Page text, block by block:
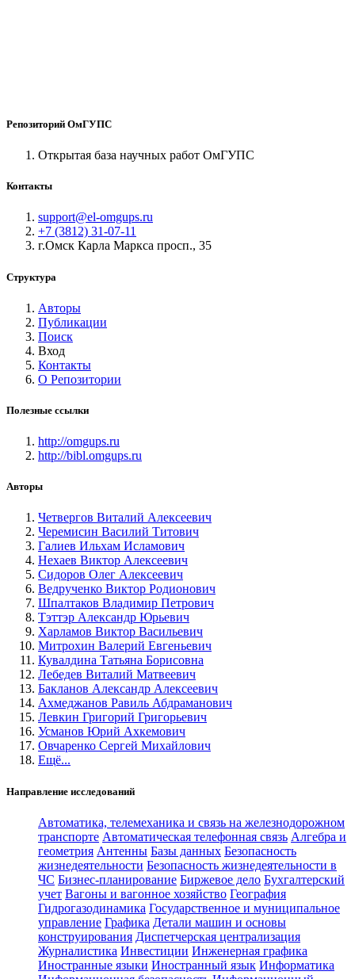
Репозиторий ОмГУПС
Открытая база научных работ ОмГУПС
Контакты
support@el-omgups.ru
+7 (3812) 31-07-11
г.Омск Карла Маркса просп., 35
Структура
Авторы
Публикации
Поиск
Вход
Контакты
О Репозитории
Полезные ссылки
http://omgups.ru
http://bibl.omgups.ru
Авторы
Четвергов Виталий Алексеевич
Черемисин Василий Титович
Галиев Ильхам Исламович
Нехаев Виктор Алексеевич
Сидоров Олег Алексеевич
Ведрученко Виктор Родионович
Шпалтаков Владимир Петрович
Тэттэр Александр Юрьевич
Харламов Виктор Васильевич
Митрохин Валерий Евгеньевич
Кувалдина Татьяна Борисовна
Лебедев Виталий Матвеевич
Бакланов Александр Алексеевич
Ахмеджанов Равиль Абдраманович
Левкин Григорий Григорьевич
Усманов Юрий Ахкемович
Овчаренко Сергей Михайлович
Ещё...
Направление исследований
Автоматика, телемеханика и связь на железнодорожном
транспорте Автоматическая телефонная связь Алгебра и
геометрия Антенны Базы данных Безопасность
жизнедеятельности Безопасность жизнедеятельности в
ЧС Бизнес-планирование Биржевое дело Бухгалтерский
учет Вагоны и вагонное хозяйство География
Гидрогазодинамика Государственное и муниципальное
управление Графика Детали машин и основы
конструирования Диспетчерская централизация
Журналистика Инвестиции Инженерная графика
Иностранные языки Иностранный язык Информатика